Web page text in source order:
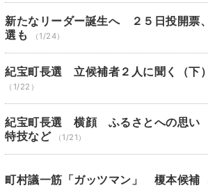
新たなリーダー誕生へ ２５日投開票
選も
（1/24）
紀宝町長選 立候補者２人に聞く（下）
（1/22）
紀宝町長選 横顔 ふるさとへの思い
特技など
（1/21）
町村議一筋「ガッツマン」 榎本候補